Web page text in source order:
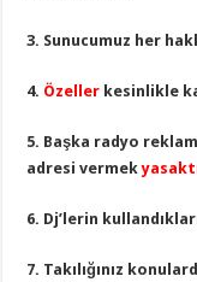
3. Sunucumuz her
4. Özeller kesinlikle
5. Başka radyo
adresi vermek
6. Dj’lerin
7. Takılığınız